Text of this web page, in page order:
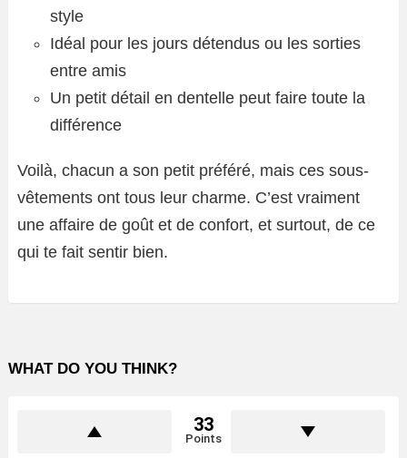
style
Idéal pour les jours détendus ou les sorties
entre amis
Un petit détail en dentelle peut faire toute la
différence
Voilà, chacun a son petit préféré, mais ces sous-
vêtements ont tous leur charme. C’est vraiment
une affaire de goût et de confort, et surtout, de ce
qui te fait sentir bien.
WHAT DO YOU THINK?
33
Points